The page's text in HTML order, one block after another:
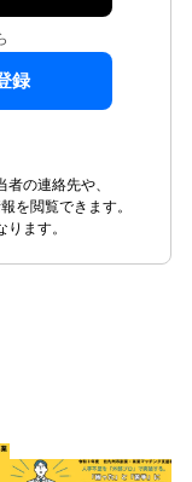
録
の連絡先や、
を閲覧できます。
ます。